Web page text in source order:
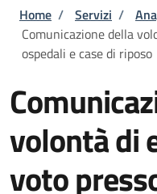
Briciole di
Home / Servizi /
Comunicazione della
ospedali e case di riposo
volontà di
voto